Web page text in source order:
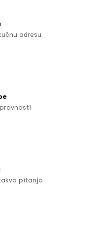
adresu
pitanja